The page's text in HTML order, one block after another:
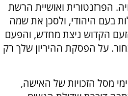
הפרזנטורית ואושיית הרשת
בעם היהודי, ולסכן את שמה
הקדוש ניצת מחדש, והפעם
על הפסקת ההיריון שלך רק
מסל הזכויות של האישה,